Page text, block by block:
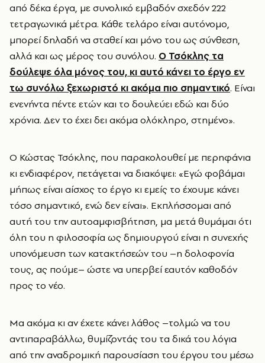
από δέκα έργα, με συνολικό εμβαδόν σχεδόν 222
τετραγωνικά μέτρα. Κάθε τελάρο είναι αυτόνομο,
μπορεί δηλαδή να σταθεί και μόνο του ως σύνθεση,
αλλά και ως μέρος του συνόλου. Ο Τσόκλης τα
δούλεψε όλα μόνος του, κι αυτό κάνει το έργο εν
τω συνόλω ξεχωριστό κι ακόμα πιο σημαντικό. Είναι
ενενήντα πέντε ετών και το δουλεύει εδώ και δύο
χρόνια. Δεν το έχει δει ακόμα ολόκληρο, στημένο».
Ο Κώστας Τσόκλης, που παρακολουθεί με περηφάνια
κι ενδιαφέρον, πετάγεται να διακόψει: «Εγώ φοβάμαι
μήπως είναι αίσχος το έργο κι εμείς το έχουμε κάνει
τόσο σημαντικό, ενώ δεν είναι». Εκπλήσσομαι από
αυτή του την αυτοαμφισβήτηση, μα μετά θυμάμαι ότι
όλη του η φιλοσοφία ως δημιουργού είναι η συνεχής
υπονόμευση των κατακτήσεών του –η δολοφονία
τους, ας πούμε– ώστε να υπερβεί εαυτόν καθοδόν
προς το νέο.
Μα ακόμα κι αν έχετε κάνει λάθος –τολμώ να του
αντιπαραβάλλω, θυμίζοντάς του τα δικά του λόγια
από την αναδρομική παρουσίαση του έργου του μέσω